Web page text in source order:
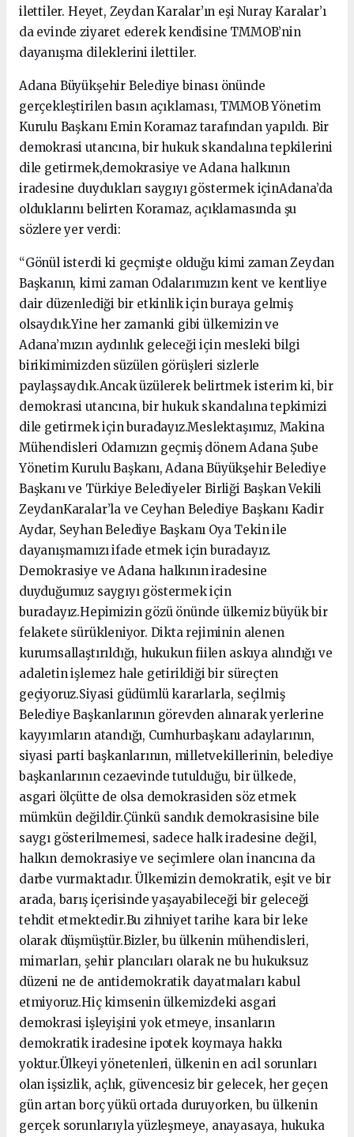
ilettiler. Heyet, Zeydan Karalar’ın eşi Nuray Karalar’ı
da evinde ziyaret ederek kendisine TMMOB’nin
dayanışma dileklerini ilettiler.
Adana Büyükşehir Belediye binası önünde
gerçekleştirilen basın açıklaması, TMMOB Yönetim
Kurulu Başkanı Emin Koramaz tarafından yapıldı. Bir
demokrasi utancına, bir hukuk skandalına tepkilerini
dile getirmek,demokrasiye ve Adana halkının
iradesine duydukları saygıyı göstermek içinAdana’da
olduklarını belirten Koramaz, açıklamasında şu
sözlere yer verdi:
“Gönül isterdi ki geçmişte olduğu kimi zaman Zeydan
Başkanın, kimi zaman Odalarımızın kent ve kentliye
dair düzenlediği bir etkinlik için buraya gelmiş
olsaydık.Yine her zamanki gibi ülkemizin ve
Adana’mızın aydınlık geleceği için mesleki bilgi
birikimimizden süzülen görüşleri sizlerle
paylaşsaydık.Ancak üzülerek belirtmek isterim ki, bir
demokrasi utancına, bir hukuk skandalına tepkimizi
dile getirmek için buradayız.Meslektaşımız, Makina
Mühendisleri Odamızın geçmiş dönem Adana Şube
Yönetim Kurulu Başkanı, Adana Büyükşehir Belediye
Başkanı ve Türkiye Belediyeler Birliği Başkan Vekili
ZeydanKaralar’la ve Ceyhan Belediye Başkanı Kadir
Aydar, Seyhan Belediye Başkanı Oya Tekin ile
dayanışmamızı ifade etmek için buradayız.
Demokrasiye ve Adana halkının iradesine
duyduğumuz saygıyı göstermek için
buradayız.Hepimizin gözü önünde ülkemiz büyük bir
felakete sürükleniyor. Dikta rejiminin alenen
kurumsallaştırıldığı, hukukun fiilen askıya alındığı ve
adaletin işlemez hale getirildiği bir süreçten
geçiyoruz.Siyasi güdümlü kararlarla, seçilmiş
Belediye Başkanlarının görevden alınarak yerlerine
kayyımların atandığı, Cumhurbaşkanı adaylarının,
siyasi parti başkanlarının, milletvekillerinin, belediye
başkanlarının cezaevinde tutulduğu, bir ülkede,
asgari ölçütte de olsa demokrasiden söz etmek
mümkün değildir.Çünkü sandık demokrasisine bile
saygı gösterilmemesi, sadece halk iradesine değil,
halkın demokrasiye ve seçimlere olan inancına da
darbe vurmaktadır. Ülkemizin demokratik, eşit ve bir
arada, barış içerisinde yaşayabileceği bir geleceği
tehdit etmektedir.Bu zihniyet tarihe kara bir leke
olarak düşmüştür.Bizler, bu ülkenin mühendisleri,
mimarları, şehir plancıları olarak ne bu hukuksuz
düzeni ne de antidemokratik dayatmaları kabul
etmiyoruz.Hiç kimsenin ülkemizdeki asgari
demokrasi işleyişini yok etmeye, insanların
demokratik iradesine ipotek koymaya hakkı
yoktur.Ülkeyi yönetenleri, ülkenin en acil sorunları
olan işsizlik, açlık, güvencesiz bir gelecek, her geçen
gün artan borç yükü ortada duruyorken, bu ülkenin
gerçek sorunlarıyla yüzleşmeye, anayasaya, hukuka